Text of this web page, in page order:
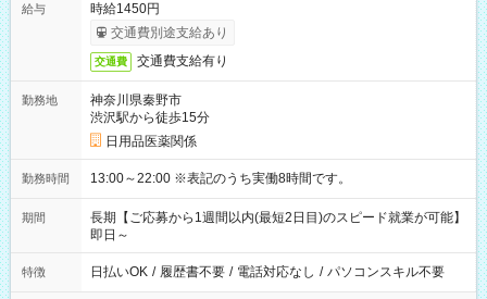
給与
時給1450円
交通費別途支給あり
交通費 交通費支給有り
勤務地
神奈川県秦野市
渋沢駅から徒歩15分
日用品医薬関係
勤務時間 13:00～22:00 ※表記のうち実働8時間です。
期間
長期【ご応募から1週間以内(最短2日目)のスピード就業が可能】
即日～
特徴 日払いOK / 履歴書不要 / 電話対応なし / パソコンスキル不要